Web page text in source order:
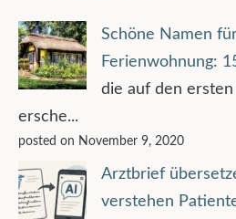
Schöne Namen
Ferienwohnung:
die auf den ersten
ersche...
posted on November 9, 2020
Arztbrief
verstehen